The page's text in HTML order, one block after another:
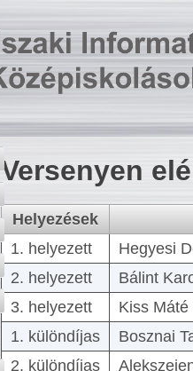
Versenyen
Helyezések
1. helyezett
Hegyesi
2. helyezett
Bálint
3. helyezett
Kiss
1. különdíjas
Bosznai
2. különdíjas